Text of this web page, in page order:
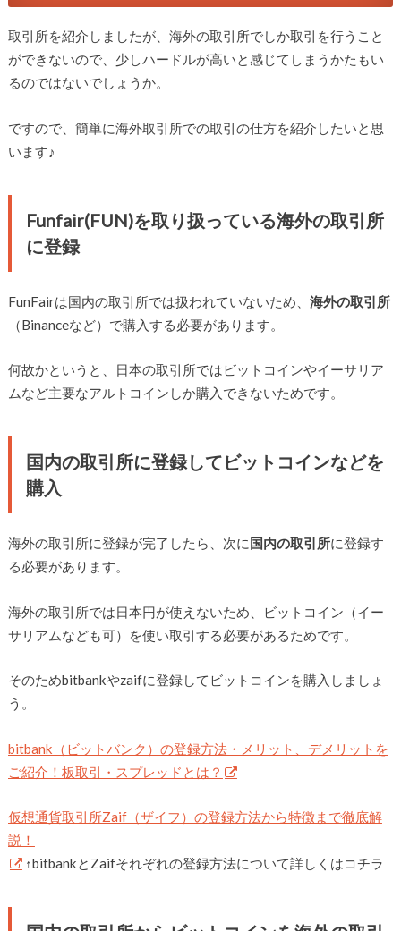
取引所を紹介しましたが、海外の取引所でしか取引を行うこと
ができないので、少しハードルが高いと感じてしまうかたもい
るのではないでしょうか。
ですので、簡単に海外取引所での取引の仕方を紹介したいと思
います♪
Funfair(FUN)を取り扱っている海外の取引所
に登録
FunFairは国内の取引所では扱われていないため、 海外の取引所
（Binanceなど）で購入する必要があります。
何故かというと、日本の取引所ではビットコインやイーサリア
ムなど主要なアルトコインしか購入できないためです。
国内の取引所に登録してビットコインなどを
購入
海外の取引所に登録が完了したら、次に国内の取引所に登録す
る必要があります。
海外の取引所では日本円が使えないため、ビットコイン（イー
サリアムなども可）を使い取引する必要があるためです。
そのためbitbankやzaifに登録してビットコインを購入しましょ
う。
bitbank（ビットバンク）の登録方法・メリット、デメリットを
ご紹介！板取引・スプレッドとは？
仮想通貨取引所Zaif（ザイフ）の登録方法から特徴まで徹底解
説！
↑bitbankとZaifそれぞれの登録方法について詳しくはコチラ